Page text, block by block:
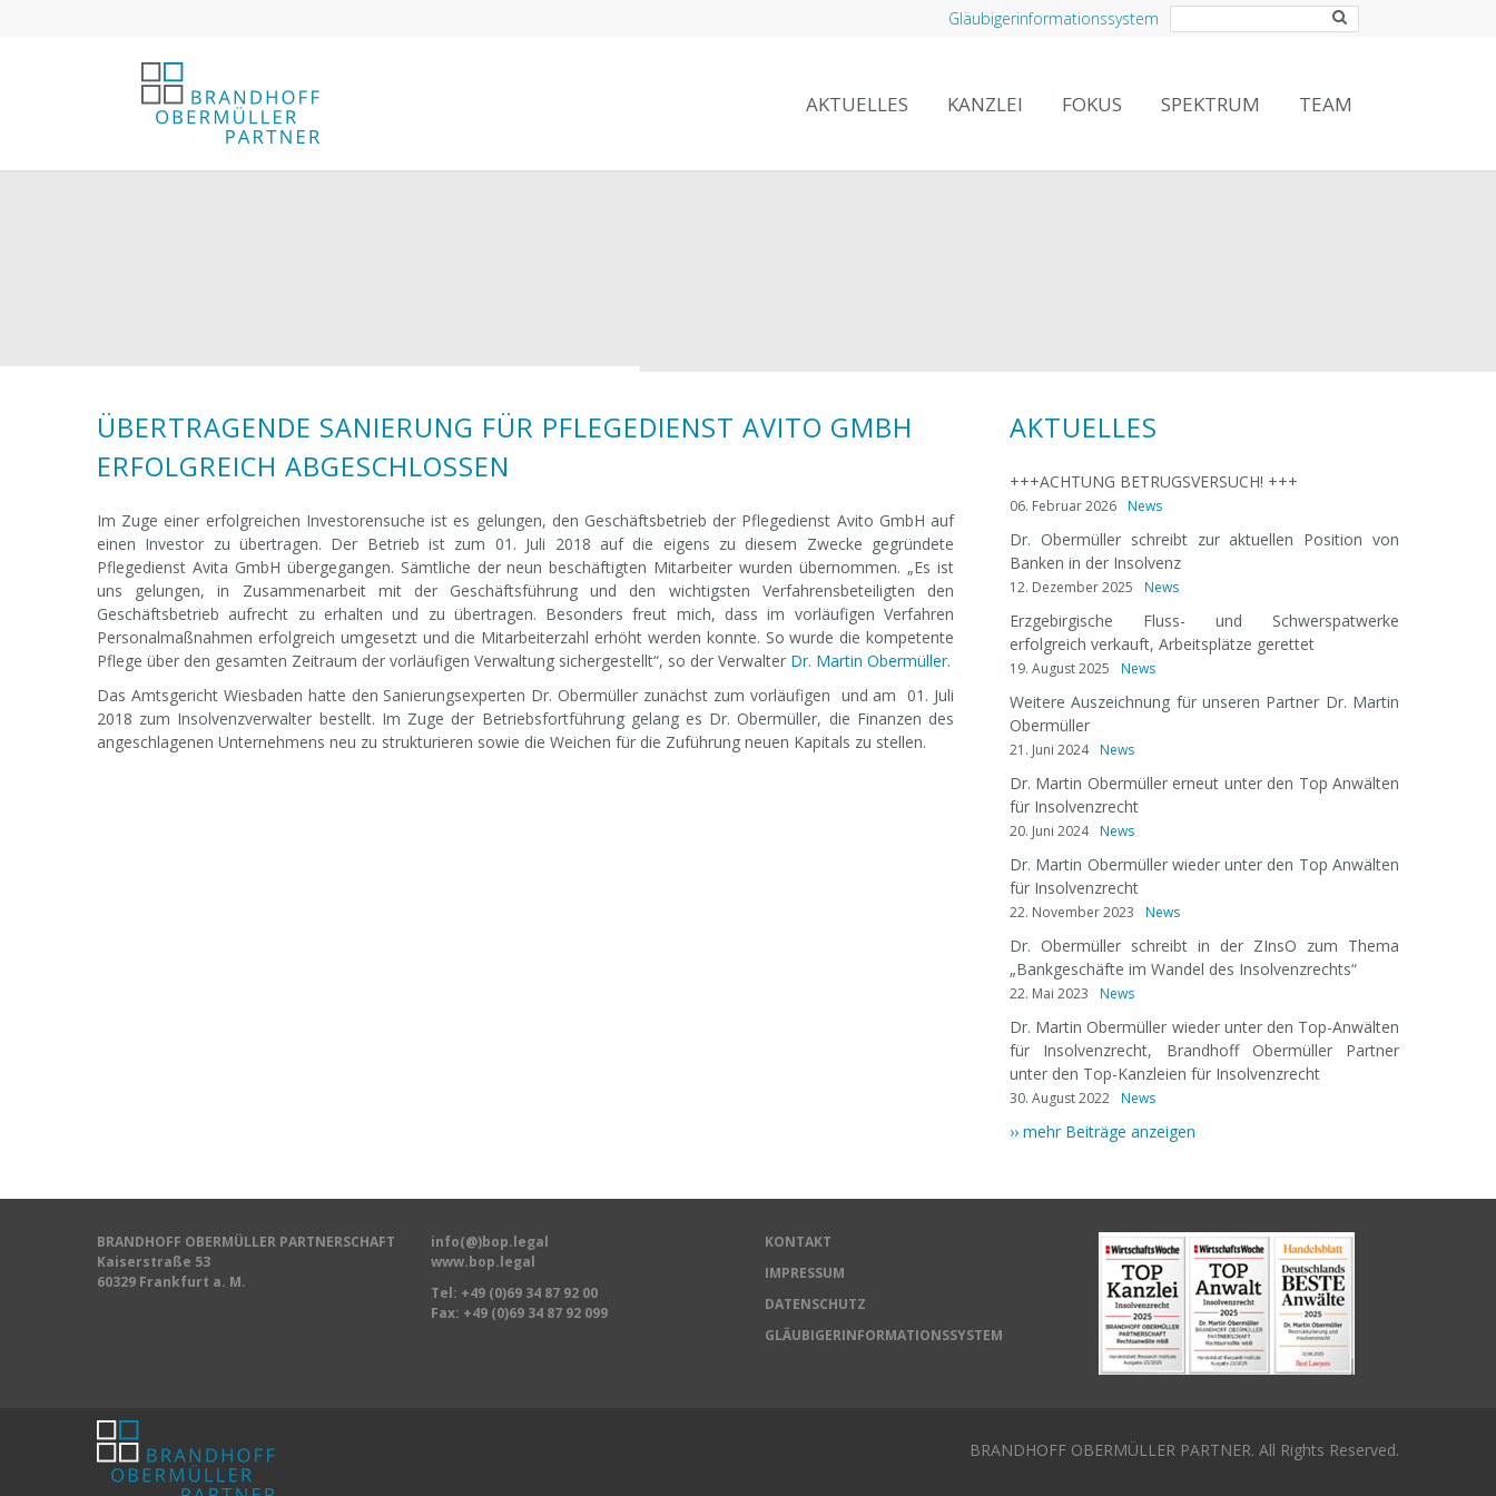
Gläubigerinformationssystem
AKTUELLES KANZLEI FOKUS SPEKTRUM TEAM
ÜBERTRAGENDE SANIERUNG FÜR PFLEGEDIENST AVITO GMBH
ERFOLGREICH ABGESCHLOSSEN
Im Zuge einer erfolgreichen Investorensuche ist es gelungen, den Geschäftsbetrieb der Pflegedienst Avito GmbH auf
einen Investor zu übertragen. Der Betrieb ist zum 01. Juli 2018 auf die eigens zu diesem Zwecke gegründete
Pflegedienst Avita GmbH übergegangen. Sämtliche der neun beschäftigten Mitarbeiter wurden übernommen. „Es ist
uns gelungen, in Zusammenarbeit mit der Geschäftsführung und den wichtigsten Verfahrensbeteiligten den
Geschäftsbetrieb aufrecht zu erhalten und zu übertragen. Besonders freut mich, dass im vorläufigen Verfahren
Personalmaßnahmen erfolgreich umgesetzt und die Mitarbeiterzahl erhöht werden konnte. So wurde die kompetente
Pflege über den gesamten Zeitraum der vorläufigen Verwaltung sichergestellt“, so der Verwalter Dr. Martin Obermüller.
Das Amtsgericht Wiesbaden hatte den Sanierungsexperten Dr. Obermüller zunächst zum vorläufigen und am 01. Juli
2018 zum Insolvenzverwalter bestellt. Im Zuge der Betriebsfortführung gelang es Dr. Obermüller, die Finanzen des
angeschlagenen Unternehmens neu zu strukturieren sowie die Weichen für die Zuführung neuen Kapitals zu stellen.
AKTUELLES
+++ACHTUNG BETRUGSVERSUCH! +++
06. Februar 2026 News
Dr. Obermüller schreibt zur aktuellen Position von
Banken in der Insolvenz
12. Dezember 2025 News
Erzgebirgische Fluss- und Schwerspatwerke
erfolgreich verkauft, Arbeitsplätze gerettet
19. August 2025 News
Weitere Auszeichnung für unseren Partner Dr. Martin
Obermüller
21. Juni 2024 News
Dr. Martin Obermüller erneut unter den Top Anwälten
für Insolvenzrecht
20. Juni 2024 News
Dr. Martin Obermüller wieder unter den Top Anwälten
für Insolvenzrecht
22. November 2023 News
Dr. Obermüller schreibt in der ZInsO zum Thema
„Bankgeschäfte im Wandel des Insolvenzrechts“
22. Mai 2023 News
Dr. Martin Obermüller wieder unter den Top-Anwälten
für Insolvenzrecht, Brandhoff Obermüller Partner
unter den Top-Kanzleien für Insolvenzrecht
30. August 2022 News
›› mehr Beiträge anzeigen
BRANDHOFF OBERMÜLLER PARTNERSCHAFT
Kaiserstraße 53
60329 Frankfurt a. M.
info(@)bop.legal
www.bop.legal
Tel: +49 (0)69 34 87 92 00
Fax: +49 (0)69 34 87 92 099
KONTAKT
IMPRESSUM
DATENSCHUTZ
GLÄUBIGERINFORMATIONSSYSTEM
BRANDHOFF OBERMÜLLER PARTNER. All Rights Reserved.